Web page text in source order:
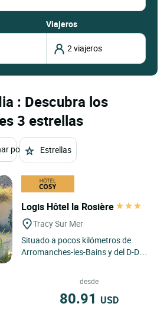
Viajeros
: Descubra los
3 estrellas
por Estrellas
Logis Hôtel la Rosière
Tracy Sur Mer
Situado a pocos kilómetros de
Arromanches-les-Bains y del D-Day
desde
80.91 USD